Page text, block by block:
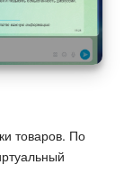
товаров. По